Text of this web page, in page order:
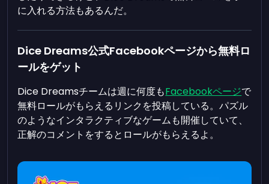
に入れる方法もあるんだ。
Dice Dreams公式Facebookページから無料ロ
ールをゲット
Dice Dreamsチームは週に何度もFacebookページで
無料ロールがもらえるリンクを投稿している。パズル
のようなインタラクティブなゲームも開催していて、
正解のコメントをするとロールがもらえるよ。